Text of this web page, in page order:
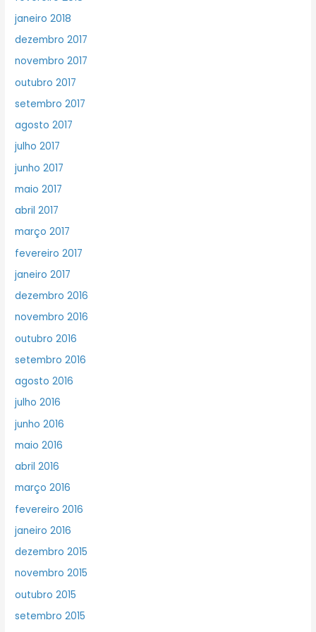
janeiro 2018
dezembro 2017
novembro 2017
outubro 2017
setembro 2017
agosto 2017
julho 2017
junho 2017
maio 2017
abril 2017
março 2017
fevereiro 2017
janeiro 2017
dezembro 2016
novembro 2016
outubro 2016
setembro 2016
agosto 2016
julho 2016
junho 2016
maio 2016
abril 2016
março 2016
fevereiro 2016
janeiro 2016
dezembro 2015
novembro 2015
outubro 2015
setembro 2015